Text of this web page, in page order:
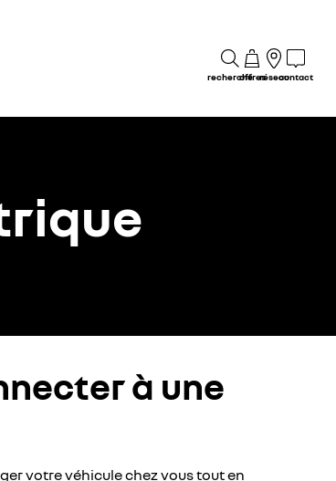
rechercheoffresréseaucontact
à une
votre véhicule chez vous tout en